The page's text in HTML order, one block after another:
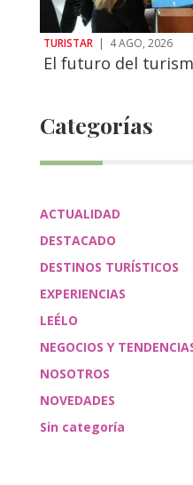
TURISTAR | 4 AGO, 2026
El futuro del
Categorías
ACTUALIDAD
DESTACADO
DESTINOS TURÍSTICOS
EXPERIENCIAS
LEÉLO
NEGOCIOS Y
NOSOTROS
NOVEDADES
Sin categoría